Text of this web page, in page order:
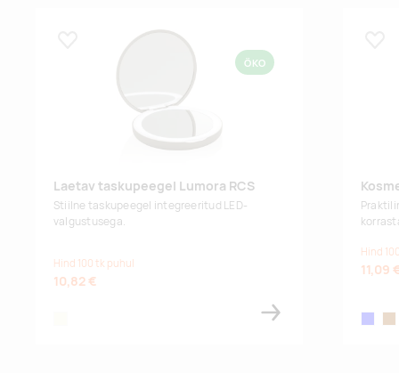
Lisa lemmikuks
ÖKO
Laetav taskupeegel Lumora RCS
Stiilne taskupeegel integreeritud LED-
valgustusega.
Hind 100 tk puhul
10,82 €
Hind
11,09